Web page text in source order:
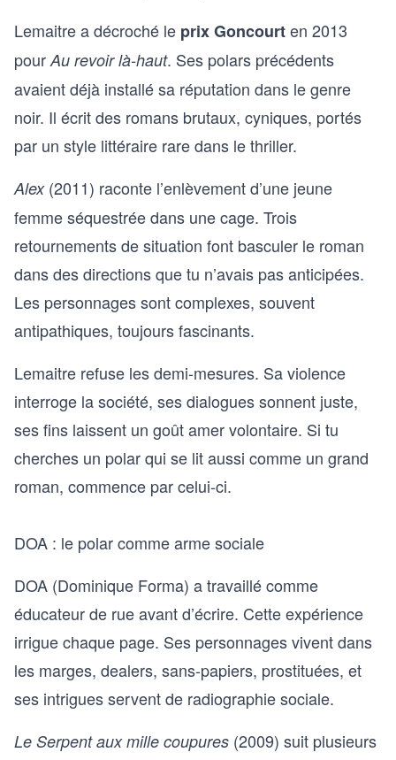
Lemaitre a décroché le prix Goncourten 2013
pour Au revoir là-haut. Ses polars précédents
avaient déjà installé sa réputation dans le genre
noir. Il écrit des romans brutaux, cyniques, portés
par un style littéraire rare dans le thriller.
Alex(2011) raconte l’enlèvement d’une jeune
femme séquestrée dans une cage. Trois
retournements de situation font basculer le roman
dans des directions que tu n’avais pas anticipées.
Les personnages sont complexes, souvent
antipathiques, toujours fascinants.
Lemaitre refuse les demi-mesures. Sa violence
interroge la société, ses dialogues sonnent juste,
ses fins laissent un goût amer volontaire. Si tu
cherches un polar qui se lit aussi comme un grand
roman, commence par celui-ci.
DOA : le polar comme arme sociale
DOA (Dominique Forma) a travaillé comme
éducateur de rue avant d’écrire. Cette expérience
irrigue chaque page. Ses personnages vivent dans
les marges, dealers, sans-papiers, prostituées, et
ses intrigues servent de radiographie sociale.
Le Serpent aux mille coupures (2009) suit plusieurs